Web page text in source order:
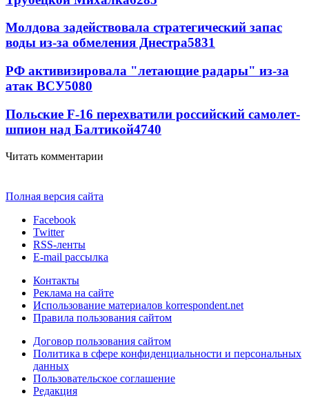
Молдова задействовала стратегический запас
воды из-за обмеления Днестра5831
РФ активизировала "летающие радары" из-за
атак ВСУ5080
Польские F-16 перехватили российский самолет-
шпион над Балтикой4740
Читать комментарии
Полная версия сайта
Facebook
Twitter
RSS-ленты
E-mail рассылка
Контакты
Реклама на сайте
Использование материалов korrespondent.net
Правила пользования сайтом
Договор пользования сайтом
Политика в сфере конфиденциальности и персональных
данных
Пользовательское соглашение
Редакция